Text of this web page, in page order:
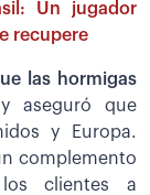
Un jugador
recupere
las hormigas
aseguró que
y Europa.
complemento
clientes a